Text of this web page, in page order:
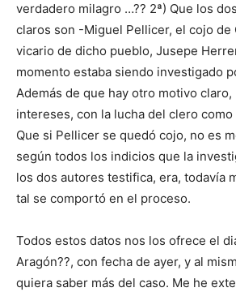
verdadero milagro …?? 2ª) Que los
claros son -Miguel Pellicer, el cojo de
vicario de dicho pueblo, Jusepe
momento estaba siendo investigado
Además de que hay otro motivo claro,
intereses, con la lucha del clero
Que si Pellicer se quedó cojo, no es
según todos los indicios que la
los dos autores testifica, era, todavía
tal se comportó en el proceso.
Todos estos datos nos los ofrece el
Aragón??, con fecha de ayer, y al
quiera saber más del caso. Me he